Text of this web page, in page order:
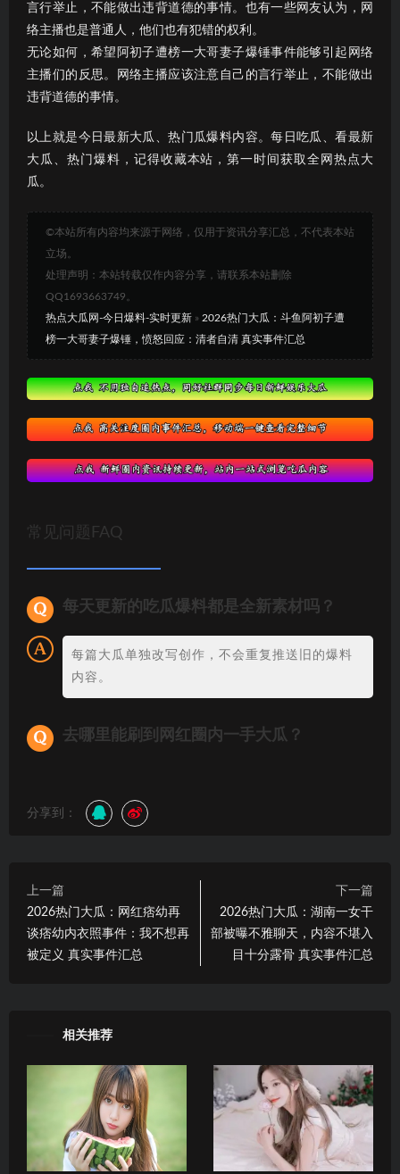
言行举止，不能做出违背道德的事情。也有一些网友认为，网
络主播也是普通人，他们也有犯错的权利。
无论如何，希望阿初子遭榜一大哥妻子爆锤事件能够引起网络
主播们的反思。网络主播应该注意自己的言行举止，不能做出
违背道德的事情。
以上就是今日最新大瓜、热门瓜爆料内容。每日吃瓜、看最新
大瓜、热门爆料，记得收藏本站，第一时间获取全网热点大
瓜。
©本站所有内容均来源于网络，仅用于资讯分享汇总，不代表本站
立场。
处理声明：本站转载仅作内容分享，请联系本站删除
QQ1693663749。
热点大瓜网-今日爆料-实时更新 » 2026热门大瓜：斗鱼阿初子遭
榜一大哥妻子爆锤，愤怒回应：清者自清 真实事件汇总
常见问题FAQ
每天更新的吃瓜爆料都是全新素材吗？
每篇大瓜单独改写创作，不会重复推送旧的爆料
内容。
去哪里能刷到网红圈内一手大瓜？
分享到：
上一篇
2026热门大瓜：网红痞幼再
谈痞幼内衣照事件：我不想再
被定义 真实事件汇总
下一篇
2026热门大瓜：湖南一女干
部被曝不雅聊天，内容不堪入
目十分露骨 真实事件汇总
相关推荐